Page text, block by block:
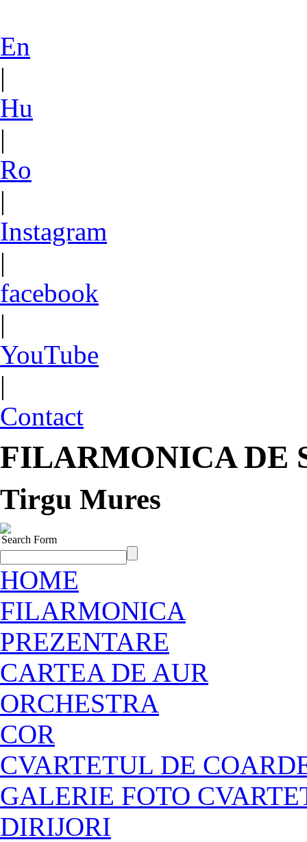
En
|
Hu
|
Ro
|
Instagram
|
facebook
|
YouTube
|
Contact
FILARMONICA DE
Tirgu Mures
Search Form
HOME
FILARMONICA
PREZENTARE
CARTEA DE AUR
ORCHESTRA
COR
CVARTETUL DE
GALERIE FOTO
DIRIJORI